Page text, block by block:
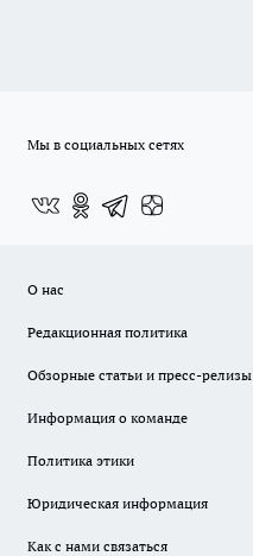
Мы в социальных сетях
О нас
Редакционная политика
Обзорные статьи и пресс-релизы
Информация о команде
Политика этики
Юридическая информация
Как с нами связаться